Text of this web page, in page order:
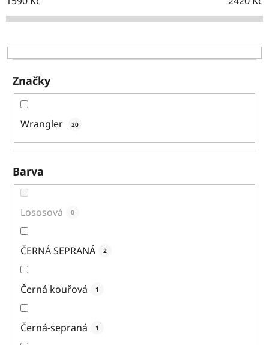
d
k
t
ůZnačky
Wrangler 20
Barva
Lososová 0
ČERNÁ SEPRANÁ 2
Černá kouřová 1
Černá-sepraná 1